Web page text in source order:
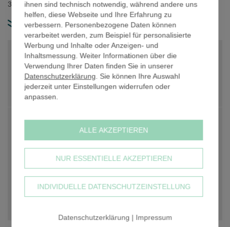
ihnen sind technisch notwendig, während andere uns
helfen, diese Webseite und Ihre Erfahrung zu
verbessern. Personenbezogene Daten können
verarbeitet werden, zum Beispiel für personalisierte
Werbung und Inhalte oder Anzeigen- und
Inhaltsmessung. Weiter Informationen über die
Verwendung Ihrer Daten finden Sie in unserer
Datenschutzerklärung . Sie können Ihre Auswahl
jederzeit unter Einstellungen widerrufen oder
anpassen.
ALLE AKZEPTIEREN
INDIVIDUELLE DATENSCHUTZEINSTELLUNG
NUR ESSENTIELLE AKZEPTIEREN
Datenschutzerklärung | Impressum
33,7 mm Rohrdurchmesser / Material: Gusseisen.
weitere Produkt-Infos
PREIS PRO STK. NETTO
PREIS PRO STK. NETTO
Anzahl
PREIS GESAMT NETTO 6,84 €
zzgl. 19% USt 1,30 €
PREIS GESAMT BRUTTO
inkl. 19% USt, zzgl.Versandkosten